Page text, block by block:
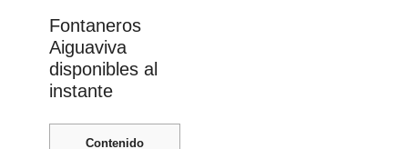
Fontaneros
Aiguaviva
disponibles al
instante
Contenido